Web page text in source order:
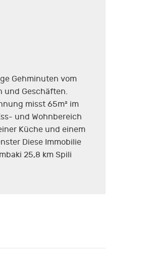
Gehminuten vom
und Geschäften.
misst 65m² im
und Wohnbereich
Küche und einem
Diese Immobilie
25,8 km Spili